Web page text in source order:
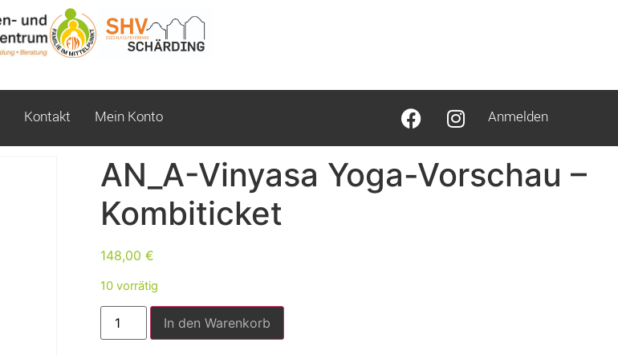
Kontakt Mein Konto Anmelden
AN_A-Vinyasa Yoga-Vorschau –
Kombiticket
148,00 €
10 vorrätig
In den Warenkorb